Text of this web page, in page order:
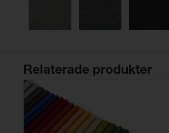
Relaterade produkter